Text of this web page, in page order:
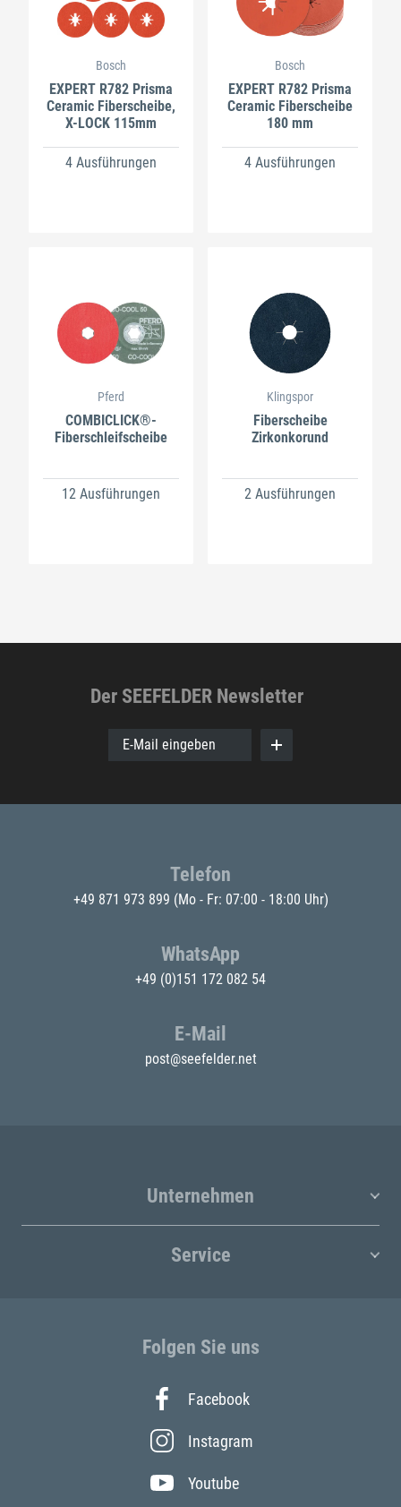
Bosch
EXPERT R782 Prisma
Ceramic Fiberscheibe,
X-LOCK 115mm
4 Ausführungen
Bosch
EXPERT R782 Prisma
Ceramic Fiberscheibe
180 mm
4 Ausführungen
Pferd
COMBICLICK®-
Fiberschleifscheibe
12 Ausführungen
Klingspor
Fiberscheibe
Zirkonkorund
2 Ausführungen
Der SEEFELDER Newsletter
E-Mail eingeben
Telefon
+49 871 973 899 (Mo - Fr: 07:00 - 18:00 Uhr)
WhatsApp
+49 (0)151 172 082 54
E-Mail
post@seefelder.net
Unternehmen
Service
Folgen Sie uns
Facebook
Instagram
Youtube